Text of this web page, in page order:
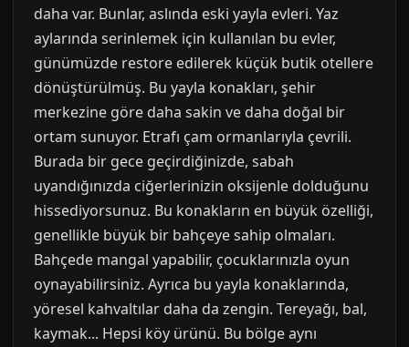
daha var. Bunlar, aslında eski yayla evleri. Yaz
aylarında serinlemek için kullanılan bu evler,
günümüzde restore edilerek küçük butik otellere
dönüştürülmüş. Bu yayla konakları, şehir
merkezine göre daha sakin ve daha doğal bir
ortam sunuyor. Etrafı çam ormanlarıyla çevrili.
Burada bir gece geçirdiğinizde, sabah
uyandığınızda ciğerlerinizin oksijenle dolduğunu
hissediyorsunuz. Bu konakların en büyük özelliği,
genellikle büyük bir bahçeye sahip olmaları.
Bahçede mangal yapabilir, çocuklarınızla oyun
oynayabilirsiniz. Ayrıca bu yayla konaklarında,
yöresel kahvaltılar daha da zengin. Tereyağı, bal,
kaymak... Hepsi köy ürünü. Bu bölge aynı